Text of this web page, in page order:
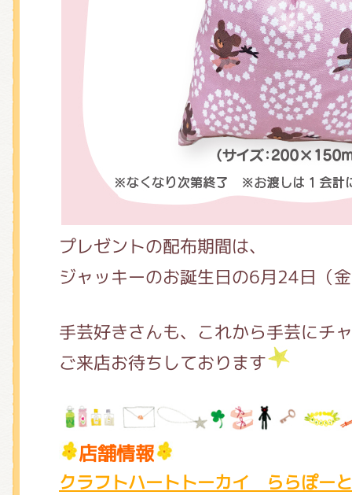
プレゼントの配布期間は、
ジャッキーのお誕生日の6月24日（
手芸好きさんも、これから手芸にチ
ご来店お待ちしております
店舗情報
クラフトハートトーカイ ららぽー